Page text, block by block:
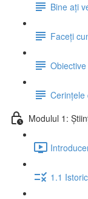
Bine ați
Faceți
Cerințele
Modulul 1:
1.1